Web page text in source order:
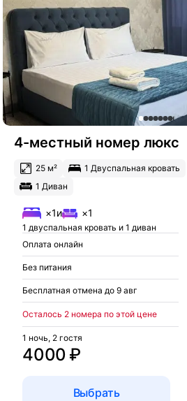
4-местный номер люкс
25 м²
1 Двуспальная кровать
1 Диван
×1и ×1
1 двуспальная кровать и 1 диван
Оплата онлайн
Без питания
Бесплатная отмена до 9 авг
Осталось 2 номера по этой цене
4000 ₽
1 ночь, 2 гостя
Выбрать